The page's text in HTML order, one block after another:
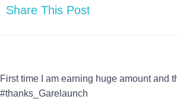
Share This Post
First time I am earning huge amount
#thanks_Garelaunch